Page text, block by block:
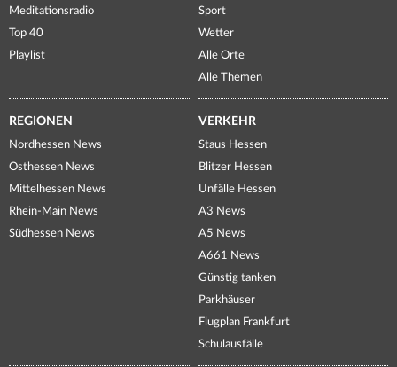
Meditationsradio
Top 40
Playlist
Sport
Wetter
Alle Orte
Alle Themen
REGIONEN
Nordhessen News
Osthessen News
Mittelhessen News
Rhein-Main News
Südhessen News
VERKEHR
Staus Hessen
Blitzer Hessen
Unfälle Hessen
A3 News
A5 News
A661 News
Günstig tanken
Parkhäuser
Flugplan Frankfurt
Schulausfälle